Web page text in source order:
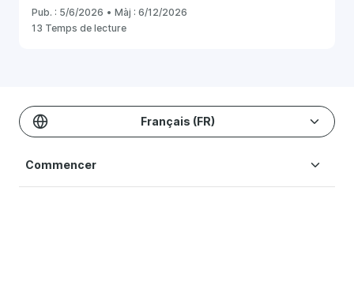
Pub. : 5/6/2026 • Màj : 6/12/2026
13 Temps de lecture
Français (FR)
Commencer